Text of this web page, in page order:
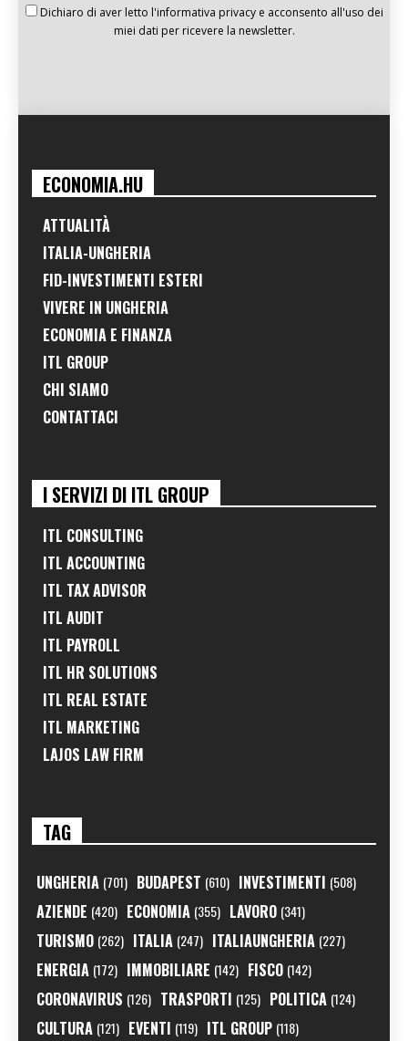
Dichiaro di aver letto l'informativa privacy e acconsento all'uso dei
miei dati per ricevere la newsletter.
ECONOMIA.HU
ATTUALITÀ
ITALIA-UNGHERIA
FID-INVESTIMENTI ESTERI
VIVERE IN UNGHERIA
ECONOMIA E FINANZA
ITL GROUP
CHI SIAMO
CONTATTACI
I SERVIZI DI ITL GROUP
ITL CONSULTING
ITL ACCOUNTING
ITL TAX ADVISOR
ITL AUDIT
ITL PAYROLL
ITL HR SOLUTIONS
ITL REAL ESTATE
ITL MARKETING
LAJOS LAW FIRM
TAG
UNGHERIA (701) BUDAPEST (610) INVESTIMENTI (508)
AZIENDE (420) ECONOMIA (355) LAVORO (341)
TURISMO (262) ITALIA (247) ITALIAUNGHERIA (227)
ENERGIA (172) IMMOBILIARE (142) FISCO (142)
CORONAVIRUS (126) TRASPORTI (125) POLITICA (124)
CULTURA (121) EVENTI (119) ITL GROUP (118)